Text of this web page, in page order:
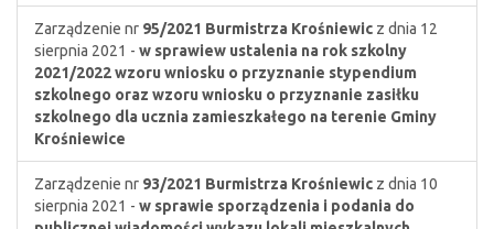
Zarządzenie nr 95/2021 Burmistrza Krośniewic z dnia 12
sierpnia 2021 - w sprawiew ustalenia na rok szkolny
2021/2022 wzoru wniosku o przyznanie stypendium
szkolnego oraz wzoru wniosku o przyznanie zasiłku
szkolnego dla ucznia zamieszkałego na terenie Gminy
Krośniewice
Zarządzenie nr 93/2021 Burmistrza Krośniewic z dnia 10
sierpnia 2021 - w sprawie sporządzenia i podania do